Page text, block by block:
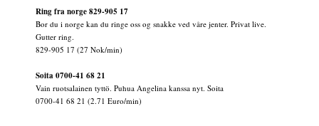
Ring fra norge 829-905 17
Bor du i norge kan du ringe oss og snakke ved våre jenter. Privat live.
Gutter ring.
829-905 17 (27 Nok/min)
Soita 0700-41 68 21
Vain ruotsalainen tyttö. Puhua Angelina kanssa nyt. Soita
0700-41 68 21 (2.71 Euro/min)